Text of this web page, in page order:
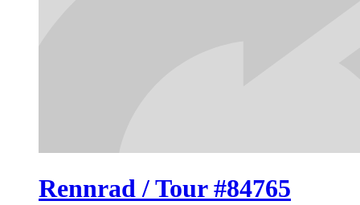
Rennrad / Tour #84765